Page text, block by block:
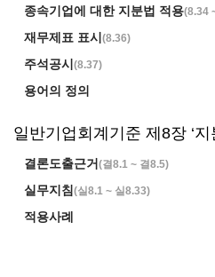
종속기업에 대한 지분법 적용(8.34
재무제표 표시 (8.36)
주석공시 (8.37)
용어의 정의
일반기업회계기준 제8장 ‘지
결론도출근거 (결8.1 ~ 결8.5)
실무지침(실8.1 ~ 실8.33)
적용사례